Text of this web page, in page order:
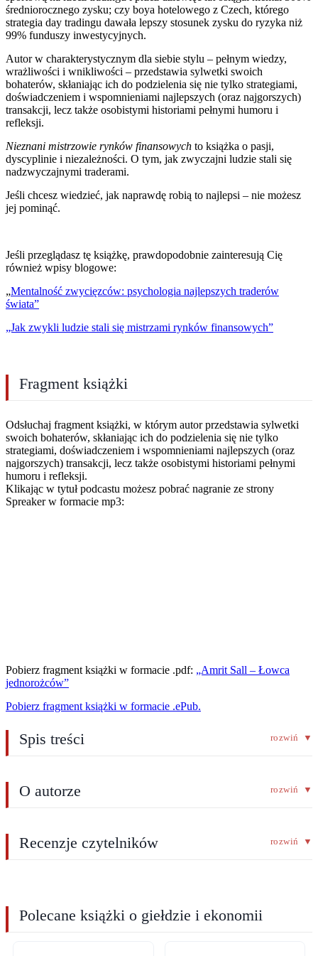
średniorocznego zysku; czy boya hotelowego z Czech, którego
strategia day tradingu dawała lepszy stosunek zysku do ryzyka niż
99% funduszy inwestycyjnych.
Autor w charakterystycznym dla siebie stylu – pełnym wiedzy,
wrażliwości i wnikliwości – przedstawia sylwetki swoich
bohaterów, skłaniając ich do podzielenia się nie tylko strategiami,
doświadczeniem i wspomnieniami najlepszych (oraz najgorszych)
transakcji, lecz także osobistymi historiami pełnymi humoru i
refleksji.
Nieznani mistrzowie rynków finansowych to książka o pasji,
dyscyplinie i niezależności. O tym, jak zwyczajni ludzie stali się
nadzwyczajnymi traderami.
Jeśli chcesz wiedzieć, jak naprawdę robią to najlepsi – nie możesz
jej pominąć.
Jeśli przeglądasz tę książkę, prawdopodobnie zainteresują Cię
również wpisy blogowe:
„Mentalność zwycięzców: psychologia najlepszych traderów
świata”
„Jak zwykli ludzie stali się mistrzami rynków finansowych”
Fragment książki
Odsłuchaj fragment książki, w którym autor przedstawia sylwetki
swoich bohaterów, skłaniając ich do podzielenia się nie tylko
strategiami, doświadczeniem i wspomnieniami najlepszych (oraz
najgorszych) transakcji, lecz także osobistymi historiami pełnymi
humoru i refleksji.
Klikając w tytuł podcastu możesz pobrać nagranie ze strony
Spreaker w formacie mp3:
Pobierz fragment książki w formacie .pdf: „Amrit Sall – Łowca
jednorożców”
Pobierz fragment książki w formacie .ePub.
Spis treści rozwiń ▼
O autorze rozwiń ▼
Recenzje czytelników rozwiń ▼
Polecane książki o giełdzie i ekonomii